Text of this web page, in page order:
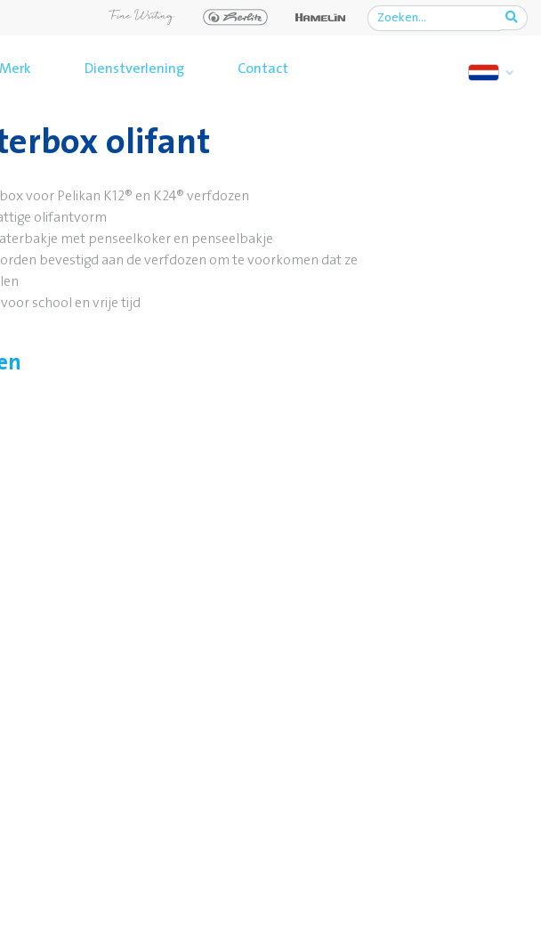
Merk Dienstverlening Contact
olifant
voor Pelikan K12® en K24® verfdozen
olifantvorm
met penseelkoker en penseelbakje
bevestigd aan de verfdozen om te voorkomen dat ze
voor school en vrije tijd